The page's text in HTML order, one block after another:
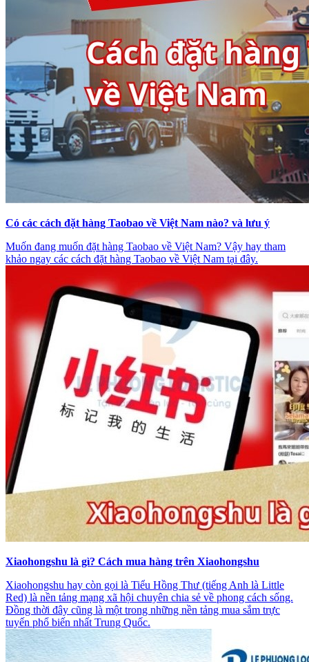
Có các cách đặt hàng Taobao về Việt Nam nào? và lưu ý
Muốn đang muốn đặt hàng Taobao về Việt Nam? Vậy hay tham
khảo ngay các cách đặt hàng Taobao về Việt Nam tại đây.
Xiaohongshu là gì? Cách mua hàng trên Xiaohongshu
Xiaohongshu hay còn gọi là Tiểu Hồng Thư (tiếng Anh là Little
Red) là nền tảng mạng xã hội chuyên chia sẻ về phong cách sống.
Đồng thời đây cũng là một trong những nền tảng mua sắm trực
tuyến phổ biến nhất Trung Quốc.